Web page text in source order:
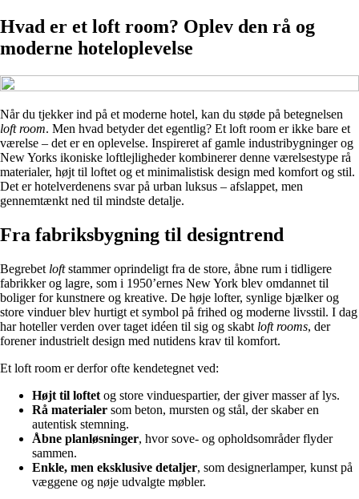
Hvad er et loft room? Oplev den rå og
moderne hoteloplevelse
Når du tjekker ind på et moderne hotel, kan du støde på betegnelsen
loft room. Men hvad betyder det egentlig? Et loft room er ikke bare et
værelse – det er en oplevelse. Inspireret af gamle industribygninger og
New Yorks ikoniske loftlejligheder kombinerer denne værelsestype rå
materialer, højt til loftet og et minimalistisk design med komfort og stil.
Det er hotelverdenens svar på urban luksus – afslappet, men
gennemtænkt ned til mindste detalje.
Fra fabriksbygning til designtrend
Begrebet loftstammer oprindeligt fra de store, åbne rum i tidligere
fabrikker og lagre, som i 1950’ernes New York blev omdannet til
boliger for kunstnere og kreative. De høje lofter, synlige bjælker og
store vinduer blev hurtigt et symbol på frihed og moderne livsstil. I dag
har hoteller verden over taget idéen til sig og skabt loft rooms, der
forener industrielt design med nutidens krav til komfort.
Et loft room er derfor ofte kendetegnet ved:
Højt til loftet og store vinduespartier, der giver masser af lys.
Rå materialer som beton, mursten og stål, der skaber en
autentisk stemning.
Åbne planløsninger, hvor sove- og opholdsområder flyder
sammen.
Enkle, men eksklusive detaljer, som designerlamper, kunst på
væggene og nøje udvalgte møbler.